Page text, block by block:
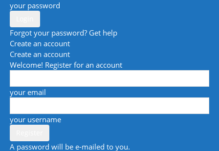
your password
Forgot your password? Get help
Create an account
Create an account
Welcome! Register for an account
your email
your username
A password will be e-mailed to you.